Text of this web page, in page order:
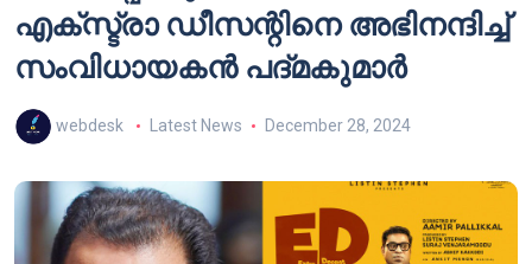
എക്സ്ട്രാ ഡീസന്റിനെ അഭിനന്ദിച്ച്
സംവിധായകൻ പദ്മകുമാർ
webdesk Latest News December 28, 2024